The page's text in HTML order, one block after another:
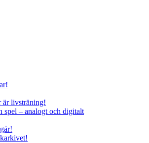
är livsträning!
spel – analogt och digitalt